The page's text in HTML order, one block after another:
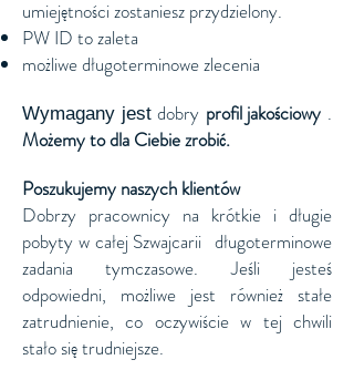
umiejętności zostaniesz przydzielony.
PW ID to zaleta
możliwe długoterminowe zlecenia
Wymagany jestdobry profil jakościowy .
Możemy to dla Ciebie zrobić.
Poszukujemy naszych klientów
Dobrzy pracownicy na krótkie i długie
pobyty w całej Szwajcarii długoterminowe
zadania tymczasowe. Jeśli jesteś
odpowiedni, możliwe jest również stałe
zatrudnienie, co oczywiście w tej chwili
stało się trudniejsze.